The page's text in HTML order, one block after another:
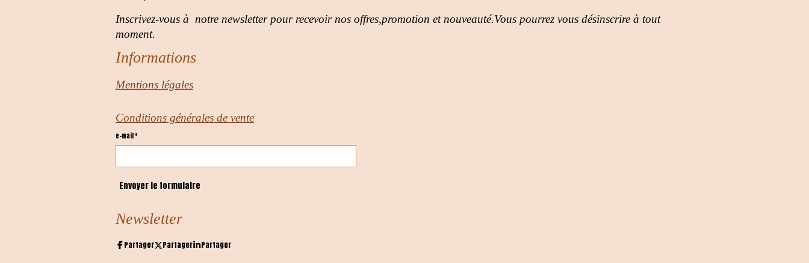
Inscrivez-vous à notre newsletter pour recevoir nos offres,promotion et nouveauté.Vous pourrez vous désinscrire à tout
moment.
Informations
Mentions légales
Conditions générales de vente
e-mail *
Envoyer le formulaire
Newsletter
Partager Partager Partager